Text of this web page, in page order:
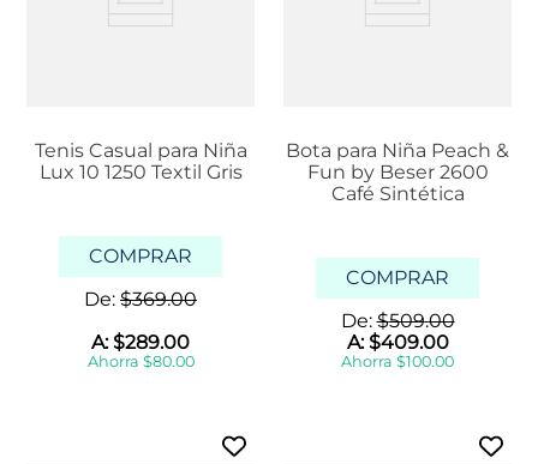
Tenis Casual para Niña
Lux 10 1250 Textil Gris
COMPRAR
De: $369.00
A:$289.00
Ahorra $80.00
Bota para Niña Peach &
Fun by Beser 2600
Café Sintética
COMPRAR
De:$509.00
A:$409.00
Ahorra $100.00